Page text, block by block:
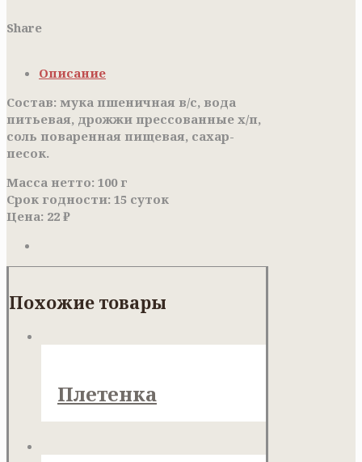
Share
Описание
Состав: мука пшеничная в/с, вода
питьевая, дрожжи прессованные х/п,
соль поваренная пищевая, сахар-
песок.
Масса нетто: 100 г
Срок годности: 15 суток
Цена: 22 ₽
Похожие товары
Плетенка